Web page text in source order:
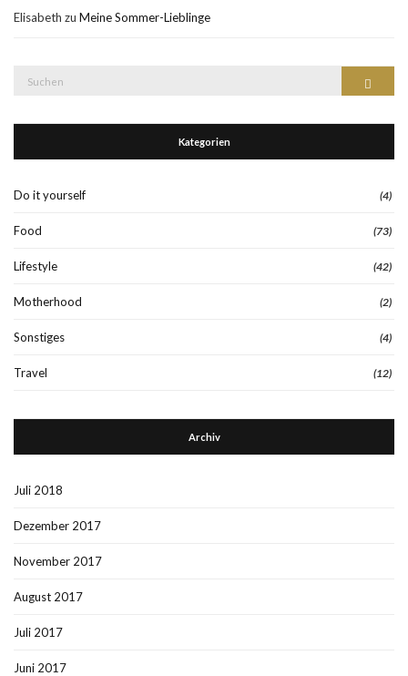
Elisabeth zu Meine Sommer-Lieblinge
Kategorien
Do it yourself (4)
Food (73)
Lifestyle (42)
Motherhood (2)
Sonstiges (4)
Travel (12)
Archiv
Juli 2018
Dezember 2017
November 2017
August 2017
Juli 2017
Juni 2017